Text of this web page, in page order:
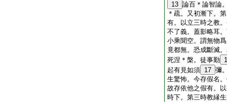
13 論百＊論智論
＊疏。又初漸下。
有。以立三時之教
不了義。蓋影略耳
小乘聞空。謂無物
竟都無。恐成斷滅
死涅＊槃。徒事勤
起有見如須 17 彌
生驚怖。今存假名
故存依他之假有。
時下。第三時教縁